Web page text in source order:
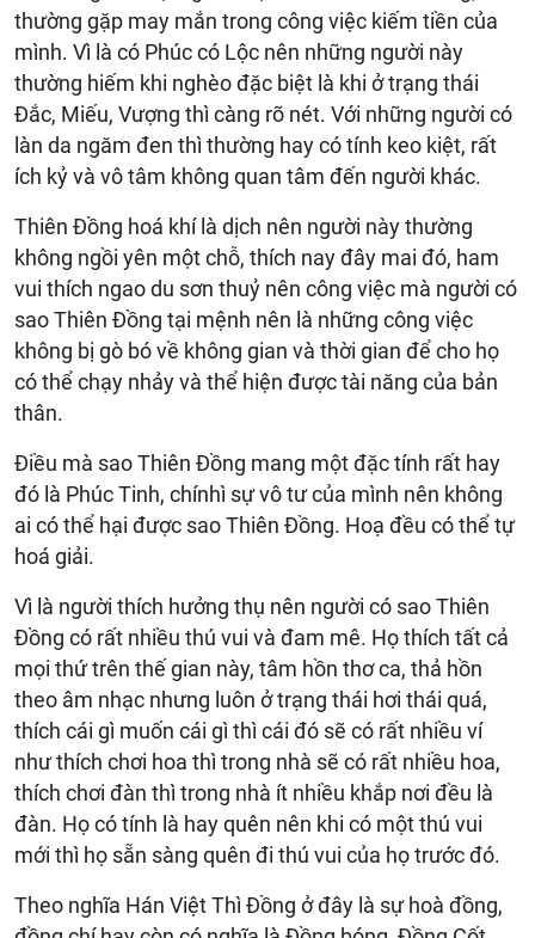
thường gặp may mắn trong công việc kiếm tiền của
mình. Vì là có Phúc có Lộc nên những người này
thường hiếm khi nghèo đặc biệt là khi ở trạng thái
Đắc, Miếu, Vượng thì càng rõ nét. Với những người có
làn da ngăm đen thì thường hay có tính keo kiệt, rất
ích kỷ và vô tâm không quan tâm đến người khác.
Thiên Đồng hoá khí là dịch nên người này thường
không ngồi yên một chỗ, thích nay đây mai đó, ham
vui thích ngao du sơn thuỷ nên công việc mà người có
sao Thiên Đồng tại mệnh nên là những công việc
không bị gò bó về không gian và thời gian để cho họ
có thể chạy nhảy và thể hiện được tài năng của bản
thân.
Điều mà sao Thiên Đồng mang một đặc tính rất hay
đó là Phúc Tinh, chínhì sự vô tư của mình nên không
ai có thể hại được sao Thiên Đồng. Hoạ đều có thể tự
hoá giải.
Vì là người thích hưởng thụ nên người có sao Thiên
Đồng có rất nhiều thú vui và đam mê. Họ thích tất cả
mọi thứ trên thế gian này, tâm hồn thơ ca, thả hồn
theo âm nhạc nhưng luôn ở trạng thái hơi thái quá,
thích cái gì muốn cái gì thì cái đó sẽ có rất nhiều ví
như thích chơi hoa thì trong nhà sẽ có rất nhiều hoa,
thích chơi đàn thì trong nhà ít nhiều khắp nơi đều là
đàn. Họ có tính là hay quên nên khi có một thú vui
mới thì họ sẵn sàng quên đi thú vui của họ trước đó.
Theo nghĩa Hán Việt Thì Đồng ở đây là sự hoà đồng,